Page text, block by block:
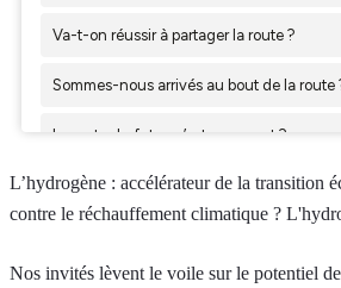
L’hydrogène : accélérateur de la transition
contre le réchauffement climatique ?
Nos invités lèvent le voile sur le potentiel